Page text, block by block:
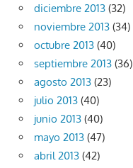
diciembre 2013 (32)
noviembre 2013 (34)
octubre 2013 (40)
septiembre 2013 (36)
agosto 2013 (23)
julio 2013 (40)
junio 2013 (40)
mayo 2013 (47)
abril 2013 (42)